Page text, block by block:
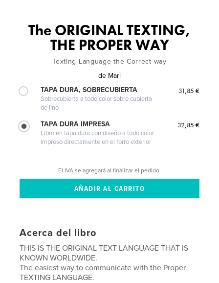
The ORIGINAL TEXTING,
THE PROPER WAY
Texting Language the Correct way
de Mari
TAPA DURA, SOBRECUBIERTA
Sobrecubierta a todo color sobre cubierta
de lino
31,85 €
TAPA DURA IMPRESA
Libro en tapa dura con diseño a todo color
impreso directamente en el forro exterior
32,85 €
El IVA se agregará al finalizar el pedido.
Acerca del libro
THIS IS THE ORIGINAL TEXT LANGUAGE THAT IS
KNOWN WORLDWIDE.
The easiest way to communicate with the Proper
TEXTING LANGUAGE.